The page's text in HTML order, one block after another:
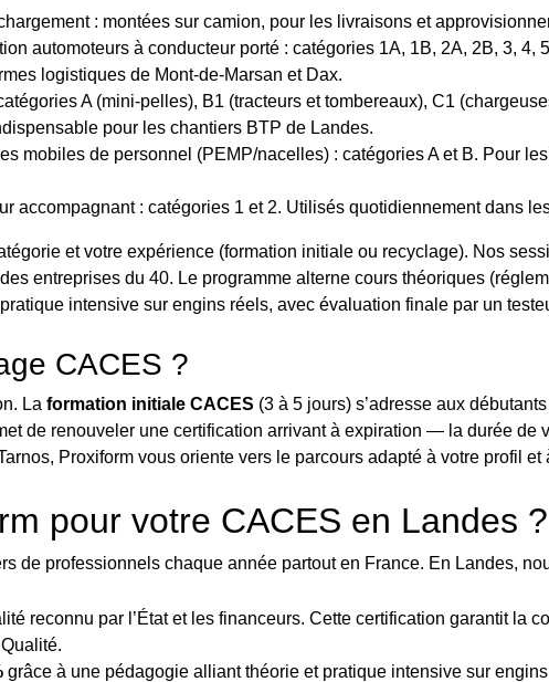
: montées sur camion, pour les livraisons et
automoteurs à conducteur porté : catégories 1A, 1B, 2A, 2B, 3, 4,
logistiques de Mont-de-Marsan et Dax.
A (mini-pelles), B1 (tracteurs et tombereaux), C1
pour les chantiers BTP de Landes.
mobiles de personnel (PEMP/nacelles) : catégories A et B. Pour
accompagnant : catégories 1 et 2. Utilisés quotidiennement dans
et votre expérience (formation initiale ou recyclage). Nos
entreprises du 40. Le programme alterne cours théoriques
intensive sur engins réels, avec évaluation finale par un
CACES ?
La formation initiale CACES (3 à 5 jours) s’adresse aux
de renouveler une certification arrivant à expiration — la durée de
Proxiform vous oriente vers le parcours adapté à votre profil et
pour votre CACES en Landes ?
de professionnels chaque année partout en France. En Landes,
reconnu par l’État et les financeurs. Cette certification garantit la
grâce à une pédagogie alliant théorie et pratique intensive sur